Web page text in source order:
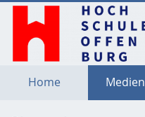
Home Medien